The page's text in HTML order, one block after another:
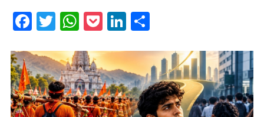
Facebook
Twitter
WhatsApp
PocketLinkedIn